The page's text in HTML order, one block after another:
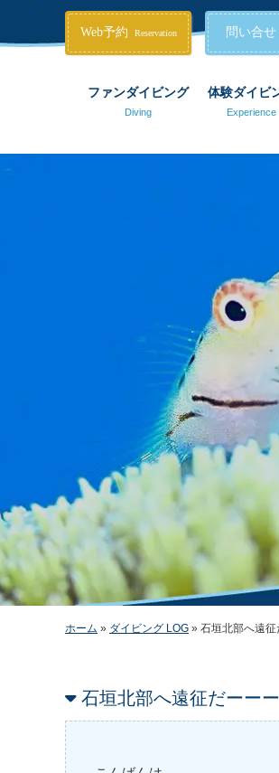
ファンダイビング
Diving
体験ダイビ
Experience
Web予約 Reservation 問い合せ
ホーム » ダイビング LOG » 石垣北部へ遠征
石垣北部へ遠征だーーー